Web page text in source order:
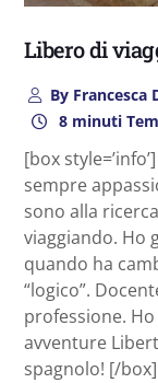
Libero di
ByFrancesca
8 minuti
[box
sempre
sono alla
viaggiando. Ho
quando ha
“logico”.
professione.
avventure
spagnolo! [/box]